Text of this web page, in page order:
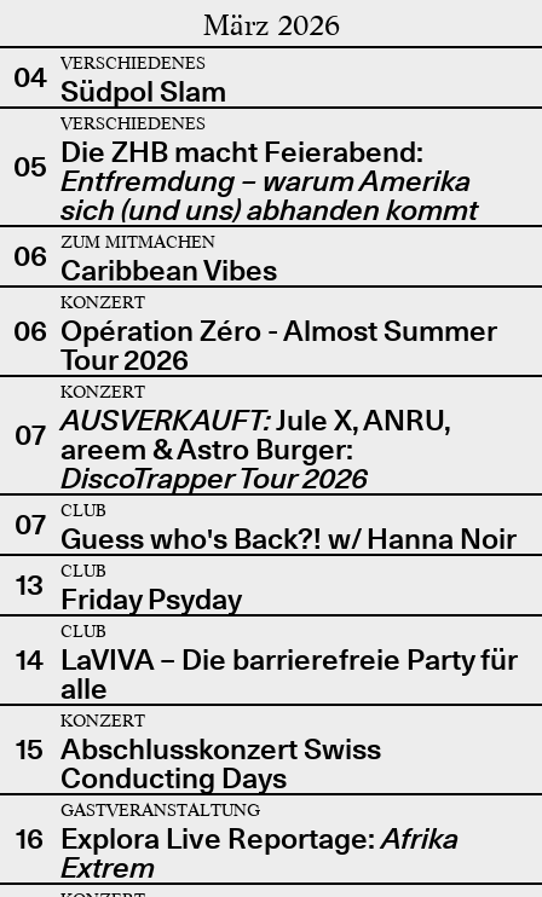
März 2026
04 VERSCHIEDENES
Südpol Slam
05
VERSCHIEDENES
Die ZHB macht Feierabend:
Entfremdung – warum Amerika
sich (und uns) abhanden kommt
06
ZUM MITMACHEN
Caribbean Vibes
06
KONZERT
Opération Zéro - Almost Summer
Tour 2026
07
KONZERT
AUSVERKAUFT:Jule X, ANRU,
areem & Astro Burger:
DiscoTrapper Tour 2026
07
CLUB
Guess who's Back?! w/ Hanna Noir
13
CLUB
Friday Psyday
14
CLUB
LaVIVA – Die barrierefreie Party für
alle
15
KONZERT
Abschlusskonzert Swiss
Conducting Days
16
GASTVERANSTALTUNG
Explora Live Reportage:Afrika
Extrem